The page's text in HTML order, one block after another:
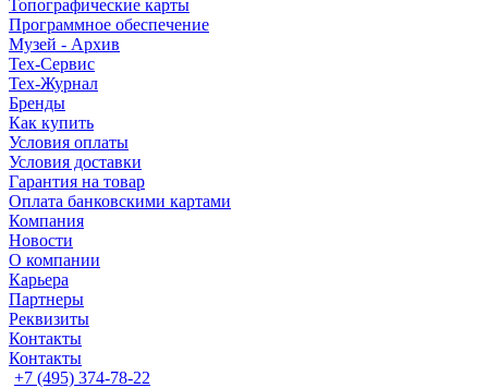
Топографические карты
Программное обеспечение
Музей - Архив
Tex-Сервис
Тех-Журнал
Бренды
Как купить
Условия оплаты
Условия доставки
Гарантия на товар
Оплата банковскими картами
Компания
Новости
О компании
Карьера
Партнеры
Реквизиты
Контакты
Контакты
+7 (495) 374-78-22